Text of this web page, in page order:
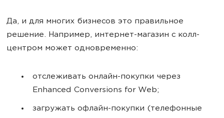
Да, и для многих бизнесов это правильное
решение. Например, интернет-магазин с колл-
центром может одновременно:
отслеживать онлайн-покупки через
Enhanced Conversions for Web;
загружать офлайн-покупки (телефонные